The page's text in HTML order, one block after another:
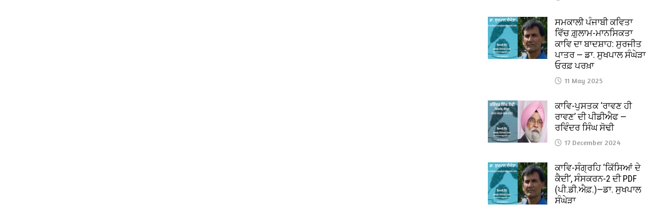
ਸਮਕਾਲੀ ਪੰਜਾਬੀ ਕਵਿਤਾ
ਵਿੱਚ ਗ਼ੁਲਾਮ-ਮਾਨਸਿਕਤਾ
ਕਾਵਿ ਦਾ ਬਾਦਸ਼ਾਹ: ਸੁਰਜੀਤ
ਪਾਤਰ — ਡਾ. ਸੁਖਪਾਲ ਸੰਘੇੜਾ
ਓਰਫ਼ ਪਰਖ਼ਾ
11 May 2025
ਕਾਵਿ-ਪੁਸਤਕ ‘ਰਾਵਣ ਹੀ
ਰਾਵਣ’ ਦੀ ਪੀਡੀਐਫ —
ਰਵਿੰਦਰ ਸਿੰਘ ਸੋਢੀ
17 December 2024
ਕਾਵਿ-ਸੰਗ੍ਰਹਿ ‘ਕਿੱਸਿਆਂ ਦੇ
ਕੈਦੀ’, ਸੰਸਕਰਨ-2 ਦੀ PDF
(ਪੀ.ਡੀ.ਐਫ਼.)—ਡਾ. ਸੁਖਪਾਲ
ਸੰਘੇੜਾ